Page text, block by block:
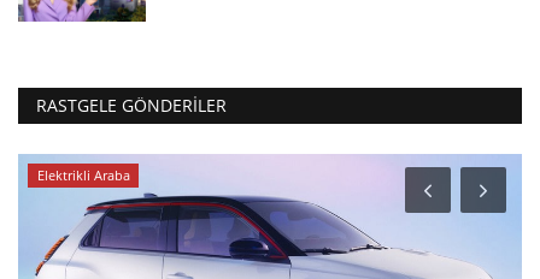
RASTGELE GÖNDERILER
Elektrikli Araba